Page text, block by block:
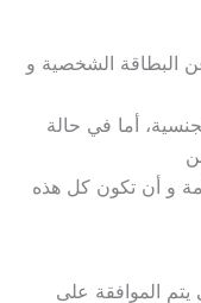
البطاقة الشخصية و
أما في حالة
و أن تكون كل هذه
الموافقة على